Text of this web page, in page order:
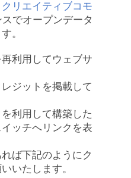
クリエイティブコモ
でオープンデータ
。
利用してウェブサ
ジットを掲載して
利用して構築した
ッチへリンクを表
ば下記のようにク
いたします。